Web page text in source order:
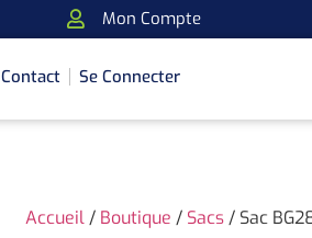
Mon Compte
Contact Se Connecter
Accueil/ Boutique / Sacs/ Sac